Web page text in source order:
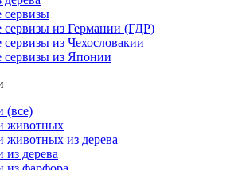
сервизы
сервизы из Германии (ГДР)
из Чехословакии
сервизы из Японии
(все)
животных
животных из дерева
из дерева